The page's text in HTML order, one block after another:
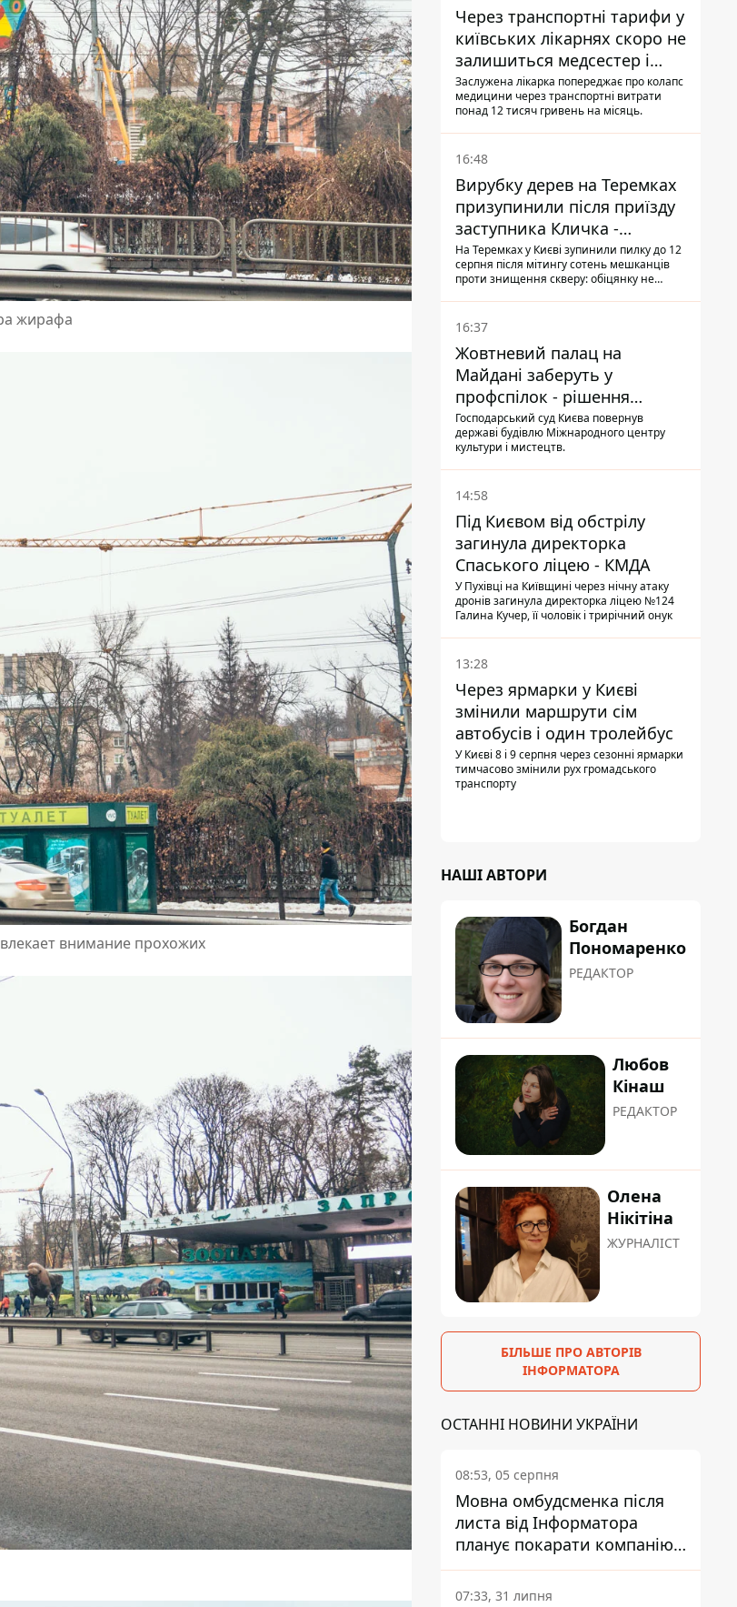
жирафа
внимание прохожих
Через транспортні тарифи у
київських лікарнях скоро не
залишиться медсестер і
санітарок - професор
Голубовська
Заслужена лікарка попереджає про колапс
медицини через транспортні витрати
понад 12 тисяч гривень на місяць.
16:48
Вирубку дерев на Теремках
призупинили після приїзду
заступника Кличка -
почався діалог
На Теремках у Києві зупинили пилку до 12
серпня після мітингу сотень мешканців
проти знищення скверу: обіцянку не
прибув налагодити комунікацію
16:37
Жовтневий палац на
Майдані заберуть у
профспілок - рішення
Господарського суду
Господарський суд Києва повернув
державі будівлю Міжнародного центру
культури і мистецтв.
14:58
Під Києвом від обстрілу
загинула директорка
Спаського ліцею - КМДА
У Пухівці на Київщині через нічну атаку
дронів загинула директорка ліцею №124
Галина Кучер, її чоловік і трирічний онук
13:28
Через ярмарки у Києві
змінили маршрути сім
автобусів і один тролейбус
У Києві 8 і 9 серпня через сезонні ярмарки
тимчасово змінили рух громадського
транспорту
НАШІ АВТОРИ
Богдан
Пономаренко
РЕДАКТОР
Любов
Кінаш
РЕДАКТОР
Олена
Нікітіна
ЖУРНАЛІСТ
БІЛЬШЕ ПРО АВТОРІВ
ІНФОРМАТОРА
ОСТАННІ НОВИНИ УКРАЇНИ
08:53, 05 серпня
Мовна омбудсменка після
листа від Інформатора
планує покарати компанію-
підрядника ПриватБанку
07:33, 31 липня